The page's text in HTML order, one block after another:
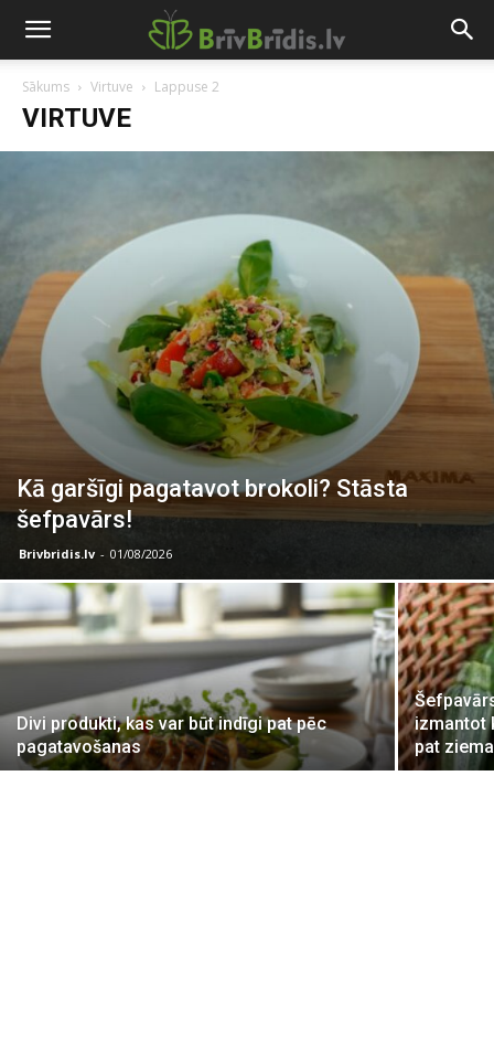
Sākums Virtuve Lappuse 2
VIRTUVE
Kā garšīgi pagatavot brokoli? Stāsta
šefpavārs!
Brivbridis.lv - 01/08/2026
Divi produkti, kas var būt indīgi pat pēc
pagatavošanas
izmantot
pat